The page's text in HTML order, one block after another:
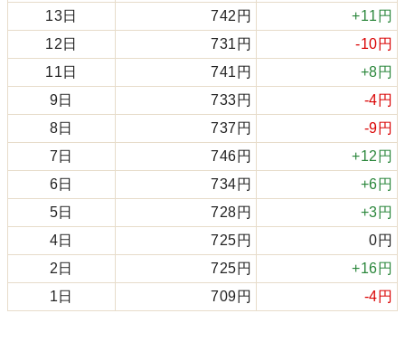
13日
742円
+11円
12日
731円
-10円
11日
741円
+8円
9日
733円
-4円
8日
737円
-9円
7日
746円
+12円
6日
734円
+6円
5日
728円
+3円
4日
725円
0円
2日
725円
+16円
1日
709円 -4円